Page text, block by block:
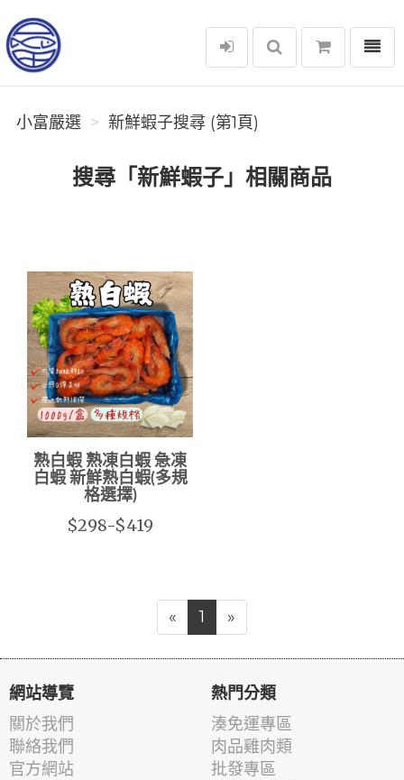
小富嚴選
選單
小富嚴選 新鮮蝦子搜尋 (第1頁)
搜尋「新鮮蝦子」相關商品
熟白蝦 熟凍白蝦 急凍
白蝦 新鮮熟白蝦(多規
格選擇)
$298-$419
« 1 »
網站導覽
關於我們
聯絡我們
官方網站
熱門分類
湊免運專區
肉品雞肉類
批發專區